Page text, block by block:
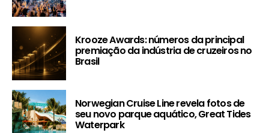
Krooze Awards: números da principal
premiação da indústria de cruzeiros no
Brasil
Norwegian Cruise Line revela fotos de
seu novo parque aquático, Great Tides
Waterpark